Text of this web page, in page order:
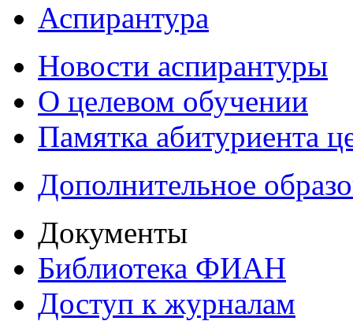
Аспирантура
Новости аспирантуры
О целевом обучении
Памятка абитуриента
Дополнительное
Документы
Библиотека ФИАН
Доступ к журналам